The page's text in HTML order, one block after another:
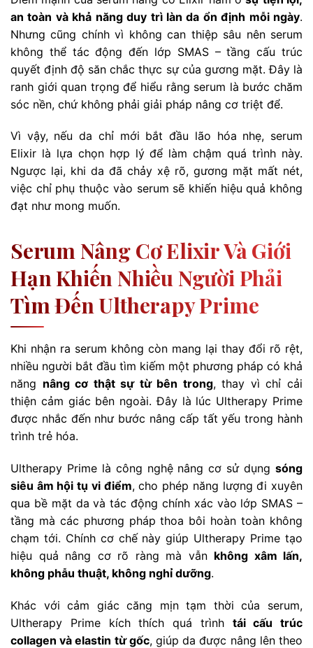
an toàn và khả năng duy trì làn da ổn định mỗi ngày.
Nhưng cũng chính vì không can thiệp sâu nên serum
không thể tác động đến lớp SMAS – tầng cấu trúc
quyết định độ săn chắc thực sự của gương mặt. Đây là
ranh giới quan trọng để hiểu rằng serum là bước chăm
sóc nền, chứ không phải giải pháp nâng cơ triệt để.
Vì vậy, nếu da chỉ mới bắt đầu lão hóa nhẹ, serum
Elixir là lựa chọn hợp lý để làm chậm quá trình này.
Ngược lại, khi da đã chảy xệ rõ, gương mặt mất nét,
việc chỉ phụ thuộc vào serum sẽ khiến hiệu quả không
đạt như mong muốn.
Serum Nâng Cơ Elixir Và Giới
Hạn Khiến Nhiều Người Phải
Tìm Đến Ultherapy Prime
Khi nhận ra serum không còn mang lại thay đổi rõ rệt,
nhiều người bắt đầu tìm kiếm một phương pháp có khả
năng nâng cơ thật sự từ bên trong, thay vì chỉ cải
thiện cảm giác bên ngoài. Đây là lúc Ultherapy Prime
được nhắc đến như bước nâng cấp tất yếu trong hành
trình trẻ hóa.
Ultherapy Prime là công nghệ nâng cơ sử dụng sóng
siêu âm hội tụ vi điểm, cho phép năng lượng đi xuyên
qua bề mặt da và tác động chính xác vào lớp SMAS –
tầng mà các phương pháp thoa bôi hoàn toàn không
chạm tới. Chính cơ chế này giúp Ultherapy Prime tạo
hiệu quả nâng cơ rõ ràng mà vẫn không xâm lấn,
không phẫu thuật, không nghỉ dưỡng.
Khác với cảm giác căng mịn tạm thời của serum,
Ultherapy Prime kích thích quá trình tái cấu trúc
collagen và elastin từ gốc, giúp da được nâng lên theo